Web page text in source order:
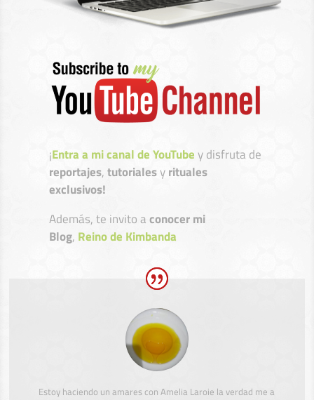
¡Entra a mi canal de YouTubey disfruta de
reportajes,tutorialesyrituales
exclusivos!
Además, te invito aconocer mi
Blog, Reino de Kimbanda
Estoy haciendo un amares con Amelia Laroie la verdad me a